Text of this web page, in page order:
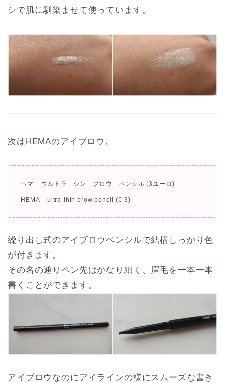
シで肌に馴染ませて使っています。
次はHEMAのアイブロウ。
ヘマ – ウルトラ シン ブロウ ペンシル (3ユーロ)
HEMA – ultra-thin brow pencil (€ 3)
繰り出し式のアイブロウペンシルで結構しっかり色
が付きます。
その名の通りペン先はかなり細く、眉毛を一本一本
書くことができます。
アイブロウなのにアイラインの様にスムーズな書き